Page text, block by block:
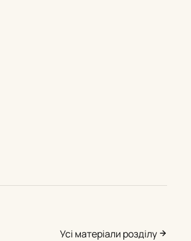
Усі матеріали розділу